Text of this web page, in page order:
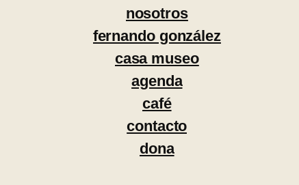
nosotros
fernando gonzález
casa museo
agenda
café
contacto
dona